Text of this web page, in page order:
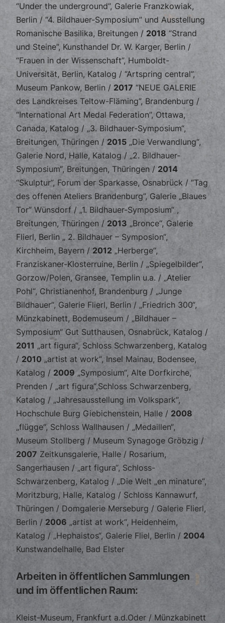
“Under the underground”, Galerie Franzkowiak,
Berlin / “4. Bildhauer-Symposium” und Ausstellung
Romanische Basilika, Breitungen / 2018 “Strand
und Steine”, Kunsthandel Dr. W. Karger, Berlin /
“Frauen in der Wissenschaft”, Humboldt-
Universität, Berlin, Katalog / “Artspring central”,
Museum Pankow, Berlin / 2017 “NEUE GALERIE
des Landkreises Teltow-Fläming”, Brandenburg /
“International Art Medal Federation”, Ottawa,
Canada, Katalog / „3. Bildhauer-Symposium“,
Breitungen, Thüringen / 2015 „Die Verwandlung“,
Galerie Nord, Halle, Katalog / „2. Bildhauer-
Symposium“, Breitungen, Thüringen / 2014
“Skulptur”, Forum der Sparkasse, Osnabrück / “Tag
des offenen Ateliers Brandenburg”, Galerie „Blaues
Tor” Wünsdorf / „1. Bildhauer-Symposium“ ,
Breitungen, Thüringen / 2013 „Bronce“, Galerie
Flierl, Berlin „ 2. Bildhauer – Symposion“,
Kirchheim, Bayern / 2012 „Herberge“,
Franziskaner-Klosterruine, Berlin / „Spiegelbilder“,
Gorzow/Polen, Gransee, Templin u.a. / „Atelier
Pohl“, Christianenhof, Brandenburg / „Junge
Bildhauer“, Galerie Flierl, Berlin / „Friedrich 300“,
Münzkabinett, Bodemuseum / „Bildhauer –
Symposium“ Gut Sutthausen, Osnabrück, Katalog /
2011 „art figura“, Schloss Schwarzenberg, Katalog
/ 2010 „artist at work“, Insel Mainau, Bodensee,
Katalog / 2009 „Symposium“, Alte Dorfkirche,
Prenden / „art figura“,Schloss Schwarzenberg,
Katalog / „Jahresausstellung im Volkspark“,
Hochschule Burg Giebichenstein, Halle / 2008
„flügge“, Schloss Wallhausen / „Medaillen“,
Museum Stollberg / Museum Synagoge Gröbzig /
2007 Zeitkunsgalerie, Halle / Rosarium,
Sangerhausen / „art figura“, Schloss-
Schwarzenberg, Katalog / „Die Welt „en minature“,
Moritzburg, Halle, Katalog / Schloss Kannawurf,
Thüringen / Domgalerie Merseburg / Galerie Flierl,
Berlin / 2006 „artist at work“, Heidenheim,
Katalog / „Hephaistos“, Galerie Fliel, Berlin / 2004
Kunstwandelhalle, Bad Elster
Arbeiten in öffentlichen Sammlungen
und im öffentlichen Raum:
Kleist-Museum, Frankfurt a.d.Oder / Münzkabinett